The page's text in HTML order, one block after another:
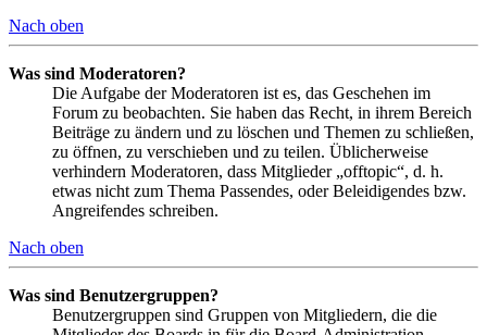
Nach oben
Was sind Moderatoren?
Die Aufgabe der Moderatoren ist es, das Geschehen im
Forum zu beobachten. Sie haben das Recht, in ihrem Bereich
Beiträge zu ändern und zu löschen und Themen zu schließen,
zu öffnen, zu verschieben und zu teilen. Üblicherweise
verhindern Moderatoren, dass Mitglieder „offtopic“, d. h.
etwas nicht zum Thema Passendes, oder Beleidigendes bzw.
Angreifendes schreiben.
Nach oben
Was sind Benutzergruppen?
Benutzergruppen sind Gruppen von Mitgliedern, die die